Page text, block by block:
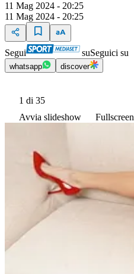
11 Mag 2024 - 20:25
11 Mag 2024 - 20:25
Segui suSeguici su
whatsapp discover
1 di 35
Avvia slideshow
Fullscreen